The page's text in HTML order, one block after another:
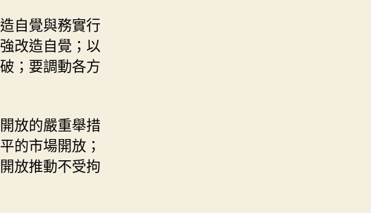
自覺與務實行
改造自覺；以
；要調動各方
放的嚴重舉措
的市場開放；
放推動不受拘